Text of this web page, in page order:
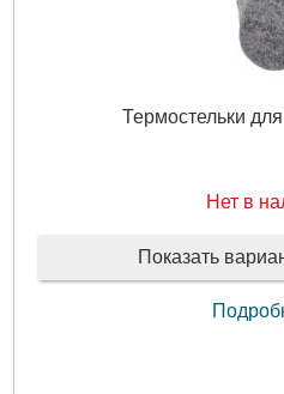
Термостельки
Нет в
Показать